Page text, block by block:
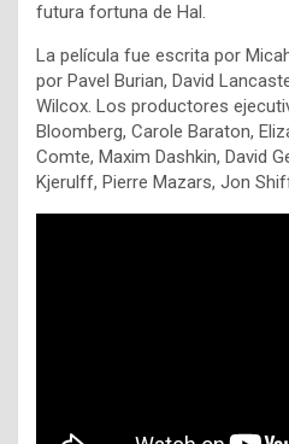
futura fortuna de Hal.
La película fue escrita por
por Pavel Burian, David
Wilcox. Los productores
Bloomberg, Carole Baraton,
Comte, Maxim Dashkin, David
Kjerulff, Pierre Mazars, Jon